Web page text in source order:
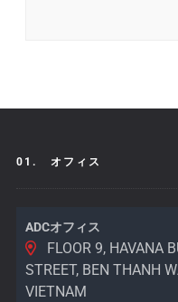
01. オフィス
ADCオフィス
FLOOR 9, HAVANA
STREET, BEN THANH
VIETNAM